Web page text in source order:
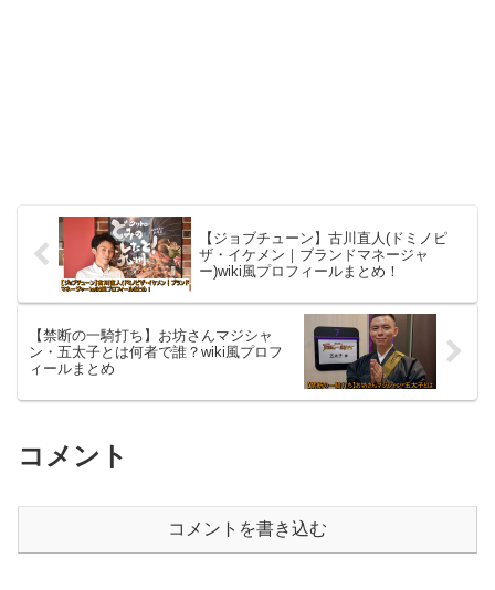
【ジョブチューン】古川直人(ドミノピ
ザ・イケメン｜ブランドマネージャ
ー)wiki風プロフィールまとめ！
【禁断の一騎打ち】お坊さんマジシャ
ン・五太子とは何者で誰？wiki風プロフ
ィールまとめ
コメント
コメントを書き込む